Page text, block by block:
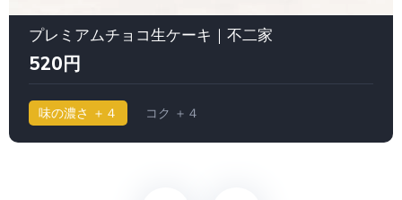
プレミアムチョコ生ケーキ｜不二家
520円
味の濃さ ＋４ コク ＋４